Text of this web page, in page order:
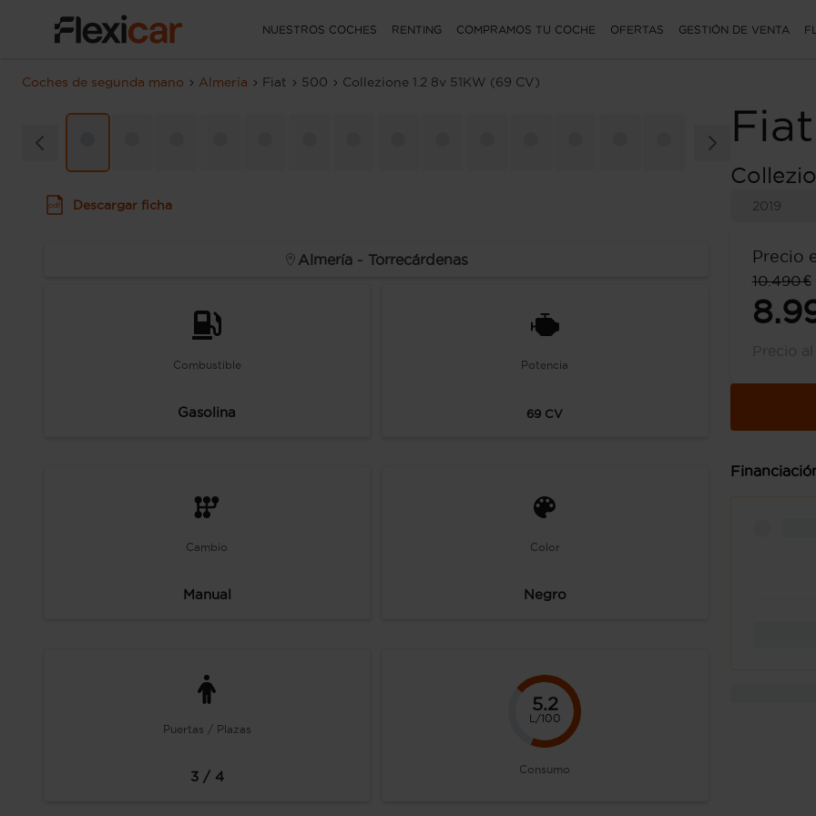
NUESTROS COCHES RENTING COMPRAMOS TU COCHE OFERTAS GESTIÓN DE VENTA
Coches de segunda mano Almería Fiat 500 Collezione 1.2 8v 51KW (69 CV)
Fiat
2019
Precio
10.490 €
Precio
Descargar ficha
Almería - Torrecárdenas
Combustible
Gasolina
Potencia
69 CV
Cambio
Manual
Color
Negro
Puertas / Plazas
3 / 4
5.2
L/100
Consumo